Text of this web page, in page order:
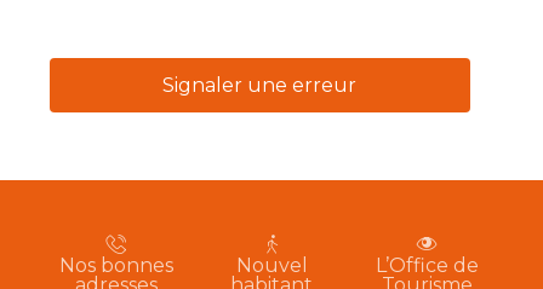
Signaler une erreur
Nos bonnes
Nouvel
L’Office de